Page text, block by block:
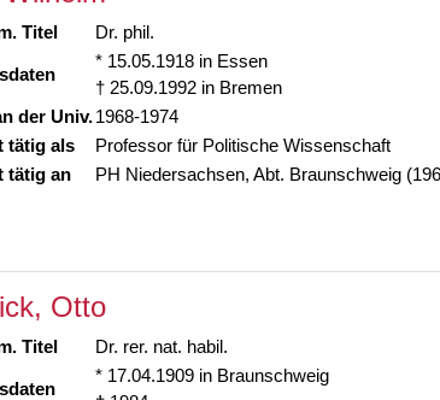
Titel Dr. phil.
* 15.05.1918 in Essen
† 25.09.1992 in Bremen
der Univ.1968-1974
tätig als
Professor für Politische Wissenschaft
tätig an
PH Niedersachsen, Abt. Braunschweig
Otto
Titel Dr. rer. nat. habil.
* 17.04.1909 in Braunschweig